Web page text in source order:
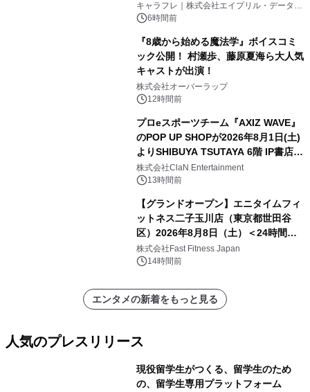
キャラフレ｜株式会社エイプリル・データ・
デザインズ
6時間前
『8歳から始める魔法学』ボイスコミ
ック公開！ 村瀬歩、藤原夏海ら大人気
キャストが出演！
株式会社オーバーラップ
12時間前
プロeスポーツチーム『AXIZ WAVE』
のPOP UP SHOPが2026年8月1日(土)
よりSHIBUYA TSUTAYA 6階 IP書店で
開催決定！！
株式会社ClaN Entertainment
13時間前
【グランドオープン】エニタイムフィ
ットネス二子玉川店（東京都世田谷
区）2026年8月8日（土）＜24時間年
中無休のフィットネスジム＞
株式会社Fast Fitness Japan
14時間前
エンタメの新着をもっと見る
人気のプレスリリース
現役留学生がつくる、留学生のため
の、留学生専用プラットフォーム